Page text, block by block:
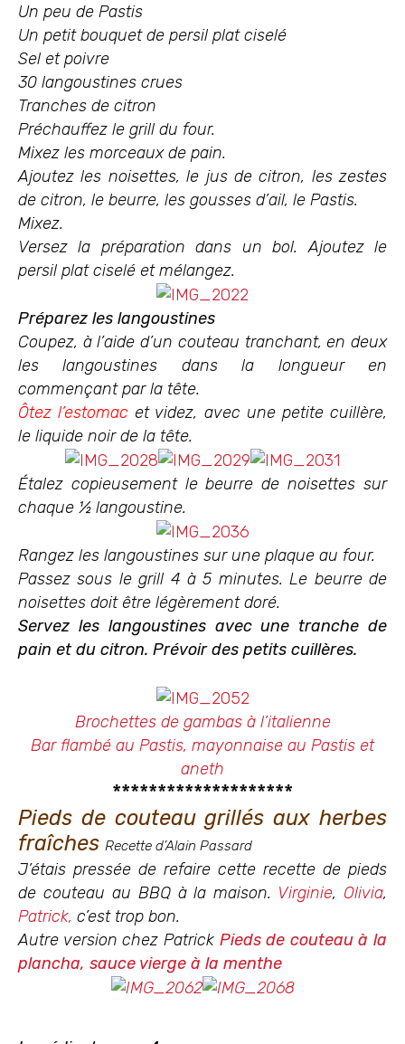
Un peu de Pastis
Un petit bouquet de persil plat ciselé
Sel et poivre
30 langoustines crues
Tranches de citron
Préchauffez le grill du four.
Mixez les morceaux de pain.
Ajoutez les noisettes, le jus de citron, les zestes
de citron, le beurre, les gousses d’ail, le Pastis.
Mixez.
Versez la préparation dans un bol. Ajoutez le
persil plat ciselé et mélangez.
Préparez les langoustines
Coupez, à l’aide d’un couteau tranchant, en deux
les langoustines dans la longueur en
commençant par la tête.
Ôtez l’estomac et videz, avec une petite cuillère,
le liquide noir de la tête.
Étalez copieusement le beurre de noisettes sur
chaque ½ langoustine.
Rangez les langoustines sur une plaque au four.
Passez sous le grill 4 à 5 minutes. Le beurre de
noisettes doit être légèrement doré.
Servez les langoustines avec une tranche de
pain et du citron. Prévoir des petits cuillères.
Brochettes de gambas à l’italienne
Bar flambé au Pastis, mayonnaise au Pastis et
aneth
********************
Pieds de couteau grillés aux herbes
fraîches Recette d’Alain Passard
J’étais pressée de refaire cette recette de pieds
de couteau au BBQ à la maison. Virginie, Olivia,
Patrick, c’est trop bon.
Autre version chez Patrick Pieds de couteau à la
plancha, sauce vierge à la menthe